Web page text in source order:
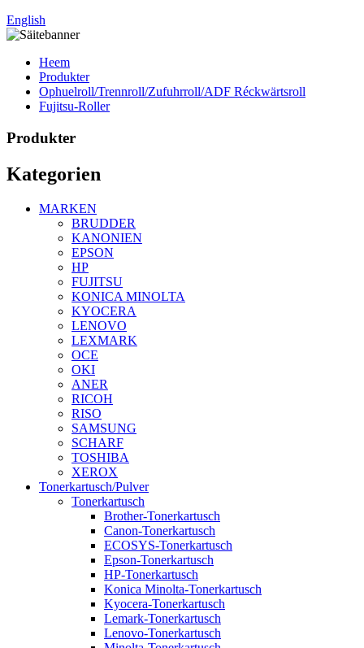
English
Heem
Produkter
Ophuelroll/Trennroll/Zufuhrroll/ADF Réckwärtsroll
Fujitsu-Roller
Produkter
Kategorien
MARKEN
BRUDDER
KANONIEN
EPSON
HP
FUJITSU
KONICA MINOLTA
KYOCERA
LENOVO
LEXMARK
OCE
OKI
ANER
RICOH
RISO
SAMSUNG
SCHARF
TOSHIBA
XEROX
Tonerkartusch/Pulver
Tonerkartusch
Brother-Tonerkartusch
Canon-Tonerkartusch
ECOSYS-Tonerkartusch
Epson-Tonerkartusch
HP-Tonerkartusch
Konica Minolta-Tonerkartusch
Kyocera-Tonerkartusch
Lemark-Tonerkartusch
Lenovo-Tonerkartusch